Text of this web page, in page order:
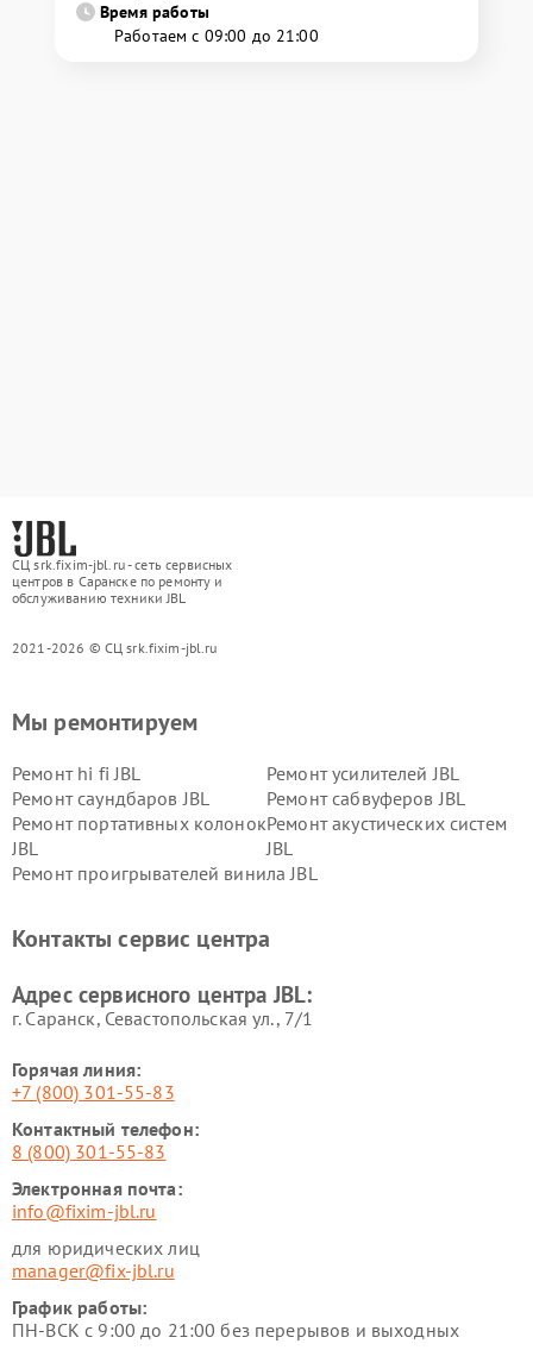
Время работы
Работаем с 09:00 до 21:00
СЦ srk.fixim-jbl.ru - сеть сервисных
центров в Саранске по ремонту и
обслуживанию техники JBL
2021-2026 © СЦ srk.fixim-jbl.ru
Мы ремонтируем
Ремонт hi fi JBL
Ремонт усилителей JBL
Ремонт саундбаров JBL
Ремонт сабвуферов JBL
Ремонт портативных колонок
JBL
Ремонт акустических систем
JBL
Ремонт проигрывателей винила JBL
Контакты сервис центра
Адрес сервисного центра JBL:
г. Саранск, Севастопольская ул., 7/1
Горячая линия:
+7 (800) 301-55-83
Контактный телефон:
8 (800) 301-55-83
Электронная почта:
info@fixim-jbl.ru
для юридических лиц
manager@fix-jbl.ru
График работы:
ПН-ВСК с 9:00 до 21:00 без перерывов и выходных